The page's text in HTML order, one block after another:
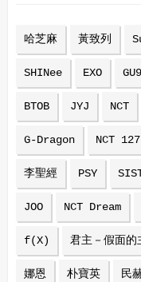
哈芝麻 黃致列
SHINee EXO
BTOB JYJ NCT
G-Dragon NCT 127
李聖經 PSY
JOO NCT Dream
f(X) 君主－假面的
娜恩 朴寶英 民